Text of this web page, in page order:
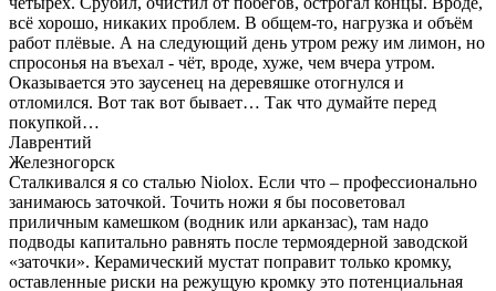
всё хорошо, никаких проблем. В общем-то, нагрузка и объём
работ плёвые. А на следующий день утром режу им лимон, но
спросонья на въехал - чёт, вроде, хуже, чем вчера утром.
Оказывается это заусенец на деревяшке отогнулся и
отломился. Вот так вот бывает… Так что думайте перед
покупкой…
Лаврентий
Железногорск
Сталкивался я со сталью Niolox. Если что – профессионально
занимаюсь заточкой. Точить ножи я бы посоветовал
приличным камешком (водник или арканзас), там надо
подводы капитально равнять после термоядерной заводской
«заточки». Керамический мустат поправит только кромку,
оставленные риски на режущую кромку это потенциальная